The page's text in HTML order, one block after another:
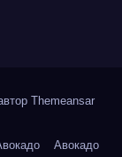
Themeansar
Авокадо